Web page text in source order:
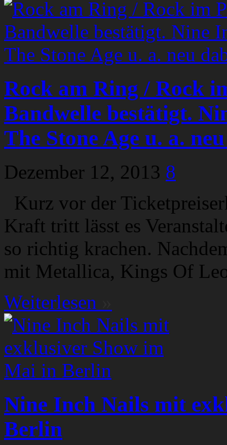
Rock am Ring / Rock
Bandwelle bestätigt.
The Stone Age u. a.
Dezember 12, 2013 8
Kurz vor der
Kraft tritt lässt es
so richtig krachen.
mit Metallica, Kings Of
Weiterlesen
Nine Inch Nails mit
Berlin